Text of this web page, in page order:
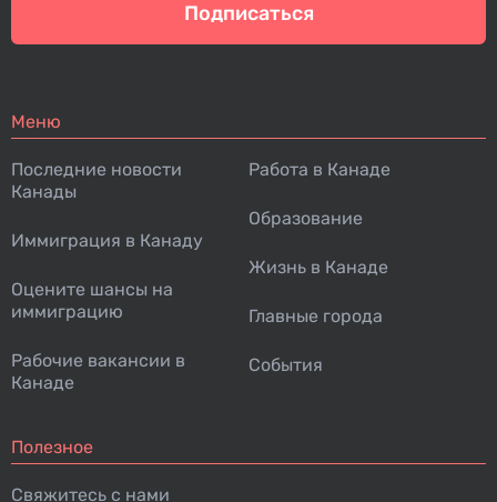
Подписаться
Меню
Последние новости
Канады
Иммиграция в Канаду
Оцените шансы на
иммиграцию
Рабочие вакансии в
Канаде
Работа в Канаде
Образование
Жизнь в Канаде
Главные города
События
Полезное
Свяжитесь с нами